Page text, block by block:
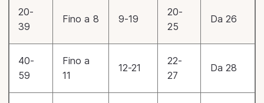
20-
39
Fino a 8 9-19
20-
25
Da 26
40-
59
Fino a
11
12-21
22-
27
Da 28